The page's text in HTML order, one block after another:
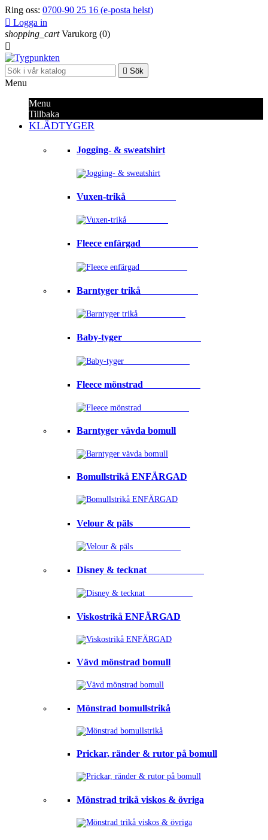
Ring oss: 0700-90 25 16 (e-posta helst)
 Logga in
shopping_cart Varukorg (0)

 Sök
Menu
Menu
Tillbaka
KLÄDTYGER
Jogging- & sweatshirt
Vuxen-trikå⠀⠀⠀⠀⠀⠀⠀
Fleece enfärgad⠀⠀⠀⠀⠀⠀⠀⠀
Barntyger trikå⠀⠀⠀⠀⠀⠀⠀⠀
Baby-tyger⠀⠀⠀⠀⠀⠀⠀⠀⠀⠀⠀
Fleece mönstrad⠀⠀⠀⠀⠀⠀⠀⠀
Barntyger vävda bomull
Bomullstrikå ENFÄRGAD
Velour & päls⠀⠀⠀⠀⠀⠀⠀⠀
Disney & tecknat⠀⠀⠀⠀⠀⠀⠀⠀
Viskostrikå ENFÄRGAD
Vävd mönstrad bomull
Mönstrad bomullstrikå
Prickar, ränder & rutor på bomull
Mönstrad trikå viskos & övriga